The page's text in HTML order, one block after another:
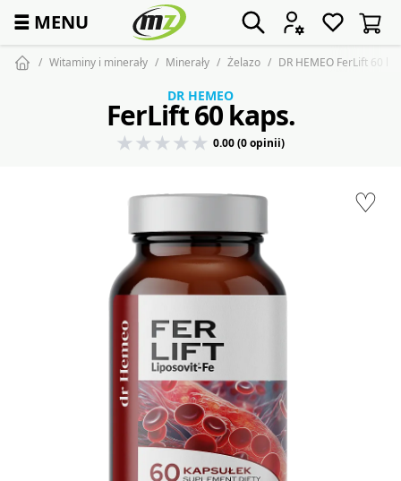
☰ MENU
Witaminy i minerały Minerały Żelazo DR HEMEO FerLift 60
♡
DR HEMEO
FerLift 60 kaps.
0.00 (0 opinii)